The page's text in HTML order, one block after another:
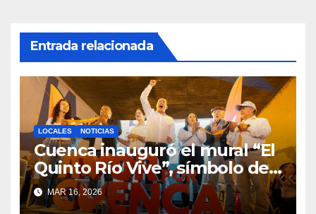
Entrada relacionada
LOCALES NOTICIAS
Cuenca inauguró el mural “El
Quinto Río Vive”, símbolo de
la defensa ciudadana del
agua
MAR 16, 2026